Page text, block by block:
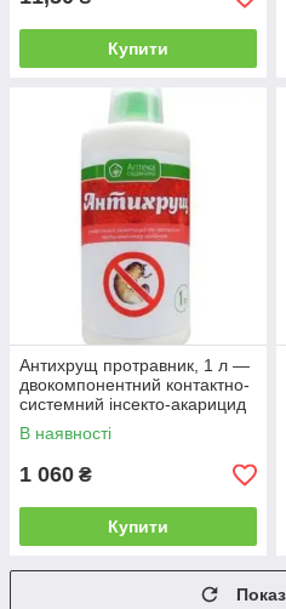
Купити
Антихрущ протравник, 1 л —
двокомпонентний контактно-
системний інсекто-акарицид
В наявності
1 060 ₴
Купити